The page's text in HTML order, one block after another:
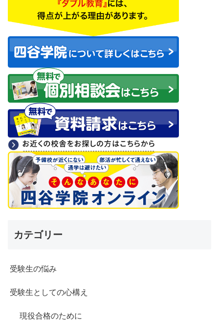
カテゴリー
受験生の悩み
受験生としての心構え
現役合格のために